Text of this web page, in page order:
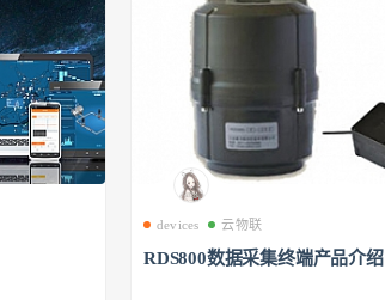
devices 云物联
RDS800数据采集终端产品介绍